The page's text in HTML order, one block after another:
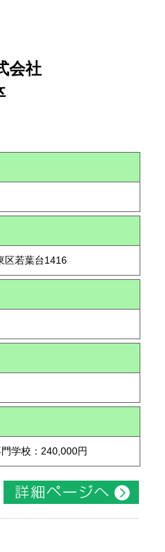
会社
若葉台1416
学校：240,000円